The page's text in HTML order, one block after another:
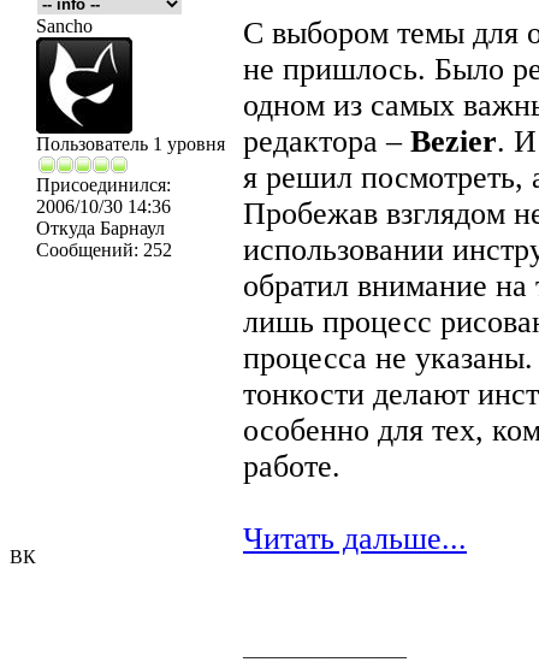
ВК
Sancho
Пользователь 1 уровня
Присоединился:
2006/10/30 14:36
Откуда Барнаул
Сообщений: 252
С выбором темы для
не пришлось. Было
одном из самых
редактора – Bezier. И
я решил посмотреть,
Пробежав взглядом
использовании
обратил внимание на
лишь процесс
процесса не
тонкости делают
особенно для тех,
работе.
Читать дальше...